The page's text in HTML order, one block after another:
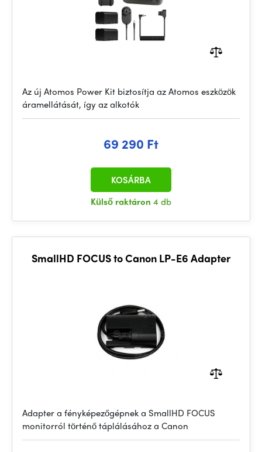
Az új Atomos Power Kit biztosítja az Atomos eszközök
áramellátását, így az alkotók
69 290 Ft
Külső raktáron 4 db
KOSÁRBA
SmallHD FOCUS to Canon LP-E6 Adapter
Adapter a fényképezőgépnek a SmallHD FOCUS
monitorról történő táplálásához a Canon